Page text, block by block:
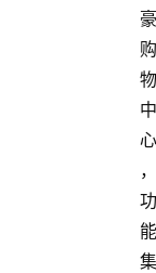
豪
购
物
中
心
，
功
能
集